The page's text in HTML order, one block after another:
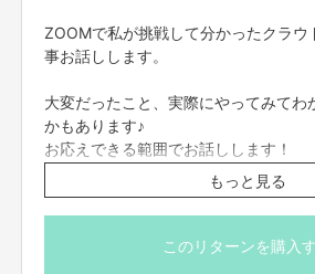
子育て（産後）ママをいたわるという文化を広め
最新の活動として、このクラウドファンディン
状の声を集めました！
そして、ママ達から「そんな贈りものがあったら
たくさん届きました‼
現役妊婦さんから子育てが落ち着いた
したアンケート結果です
ZOOMで私が挑戦して分かったクラウ
事お話しします。
大変だったこと、実際にやってみてわ
かもあります♪
お応えできる範囲でお話しします！
※SILKHATでの体験談です
これからクラウドファンディングに挑
てたら嬉しいです！
もっと見る
このリターンを購入